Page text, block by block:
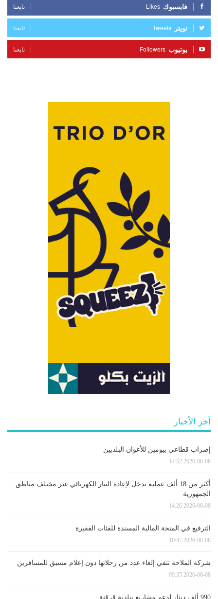
فايسبوك Likes تابعنا
تويتر Tweets تابعنا
يوتيوب Followers تابعنا
آخر الأخبار
إضراب قطاعي بيومين للأعوان البلديين
2026-08-08 14:52
أكثر من 18 ألف عملية تدخل لإعادة التيار الكهربائي عبر مختلف مناطق
الجمهورية
2026-08-08 14:26
الترفيع في المنحة المالية المسندة للفئات الفقيرة
2026-08-08 10:47
شركة الملاحة تنفي إلغاء عدد من رحلاتها دون إعلام مسبق للمسافرين
2026-08-08 09:35
990 ألف دينار لدعم مشاريع ببلدية قرقنة